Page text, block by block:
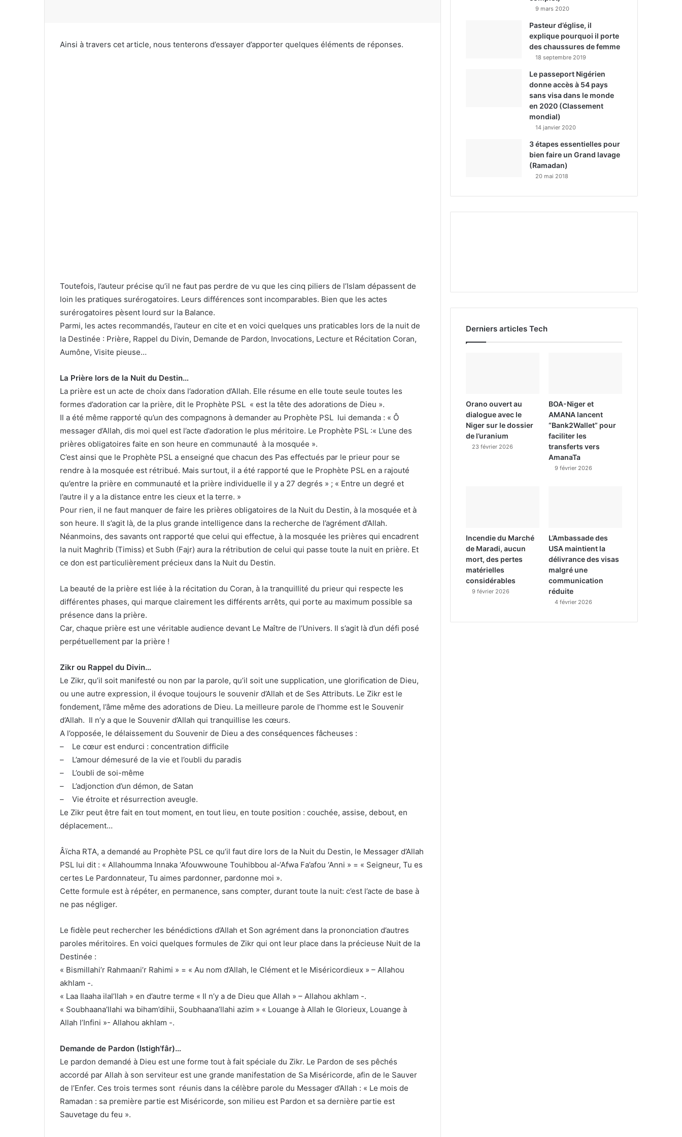
Ainsi à travers cet article, nous tenterons d’essayer d’apporter quelques éléments de réponses.
Toutefois, l’auteur précise qu’il ne faut pas perdre de vu que les cinq piliers de l’Islam dépassent de
loin les pratiques surérogatoires. Leurs différences sont incomparables. Bien que les actes
surérogatoires pèsent lourd sur la Balance.
Parmi, les actes recommandés, l’auteur en cite et en voici quelques uns praticables lors de la nuit de
la Destinée : Prière, Rappel du Divin, Demande de Pardon, Invocations, Lecture et Récitation Coran,
Aumône, Visite pieuse…
La Prière lors de la Nuit du Destin…
La prière est un acte de choix dans l’adoration d’Allah. Elle résume en elle toute seule toutes les
formes d’adoration car la prière, dit le Prophète PSL « est la tête des adorations de Dieu ».
Il a été même rapporté qu’un des compagnons à demander au Prophète PSL lui demanda : « Ô
messager d’Allah, dis moi quel est l’acte d’adoration le plus méritoire. Le Prophète PSL :« L’une des
prières obligatoires faite en son heure en communauté à la mosquée ».
C’est ainsi que le Prophète PSL a enseigné que chacun des Pas effectués par le prieur pour se
rendre à la mosquée est rétribué. Mais surtout, il a été rapporté que le Prophète PSL en a rajouté
qu’entre la prière en communauté et la prière individuelle il y a 27 degrés » ; « Entre un degré et
l’autre il y a la distance entre les cieux et la terre. »
Pour rien, il ne faut manquer de faire les prières obligatoires de la Nuit du Destin, à la mosquée et à
son heure. Il s’agit là, de la plus grande intelligence dans la recherche de l’agrément d’Allah.
Néanmoins, des savants ont rapporté que celui qui effectue, à la mosquée les prières qui encadrent
la nuit Maghrib (Timiss) et Subh (Fajr) aura la rétribution de celui qui passe toute la nuit en prière. Et
ce don est particulièrement précieux dans la Nuit du Destin.
La beauté de la prière est liée à la récitation du Coran, à la tranquillité du prieur qui respecte les
différentes phases, qui marque clairement les différents arrêts, qui porte au maximum possible sa
présence dans la prière.
Car, chaque prière est une véritable audience devant Le Maître de l’Univers. Il s’agit là d’un défi posé
perpétuellement par la prière !
Zikr ou Rappel du Divin…
Le Zikr, qu’il soit manifesté ou non par la parole, qu’il soit une supplication, une glorification de Dieu,
ou une autre expression, il évoque toujours le souvenir d’Allah et de Ses Attributs. Le Zikr est le
fondement, l’âme même des adorations de Dieu. La meilleure parole de l’homme est le Souvenir
d’Allah. Il n’y a que le Souvenir d’Allah qui tranquillise les cœurs.
A l’opposée, le délaissement du Souvenir de Dieu a des conséquences fâcheuses :
– Le cœur est endurci : concentration difficile
– L’amour démesuré de la vie et l’oubli du paradis
– L’oubli de soi-même
– L’adjonction d’un démon, de Satan
– Vie étroite et résurrection aveugle.
Le Zikr peut être fait en tout moment, en tout lieu, en toute position : couchée, assise, debout, en
déplacement…
Âïcha RTA, a demandé au Prophète PSL ce qu’il faut dire lors de la Nuit du Destin, le Messager d’Allah
PSL lui dit : « Allahoumma Innaka ‘Afouwwoune Touhibbou al-‘Afwa Fa’afou ‘Anni » = « Seigneur, Tu es
certes Le Pardonnateur, Tu aimes pardonner, pardonne moi ».
Cette formule est à répéter, en permanence, sans compter, durant toute la nuit: c’est l’acte de base à
ne pas négliger.
Le fidèle peut rechercher les bénédictions d’Allah et Son agrément dans la prononciation d’autres
paroles méritoires. En voici quelques formules de Zikr qui ont leur place dans la précieuse Nuit de la
Destinée :
« Bismillahi’r Rahmaani’r Rahimi » = « Au nom d’Allah, le Clément et le Miséricordieux » – Allahou
akhlam -.
« Laa Ilaaha ilal’llah » en d’autre terme « Il n’y a de Dieu que Allah » – Allahou akhlam -.
« Soubhaana’llahi wa biham’dihii, Soubhaana’llahi azim » « Louange à Allah le Glorieux, Louange à
Allah l’Infini »- Allahou akhlam -.
Demande de Pardon (Istigh’fâr)…
Le pardon demandé à Dieu est une forme tout à fait spéciale du Zikr. Le Pardon de ses pêchés
accordé par Allah à son serviteur est une grande manifestation de Sa Miséricorde, afin de le Sauver
de l’Enfer. Ces trois termes sont réunis dans la célèbre parole du Messager d’Allah : « Le mois de
Ramadan : sa première partie est Miséricorde, son milieu est Pardon et sa dernière partie est
Sauvetage du feu ».
9 mars 2020
Pasteur d’église, il
explique pourquoi il porte
des chaussures de femme
18 septembre 2019
Le passeport Nigérien
donne accès à 54 pays
sans visa dans le monde
en 2020 (Classement
mondial)
14 janvier 2020
3 étapes essentielles pour
bien faire un Grand lavage
(Ramadan)
20 mai 2018
Derniers articles Tech
Orano ouvert au
dialogue avec le
Niger sur le dossier
de l’uranium
23 février 2026
BOA-Niger et
AMANA lancent
“Bank2Wallet” pour
faciliter les
transferts vers
AmanaTa
9 février 2026
Incendie du Marché
de Maradi, aucun
mort, des pertes
matérielles
considérables
9 février 2026
L’Ambassade des
USA maintient la
délivrance des visas
malgré une
communication
réduite
4 février 2026